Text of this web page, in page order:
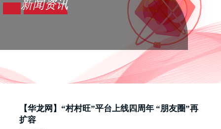
新闻资讯
【华龙网】“村村旺”平台上线四周年 “朋友圈”再
扩容